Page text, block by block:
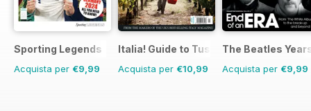
Sporting Legends
Acquista per €9,99
Italia! Guide to Tuscany
Acquista per €10,99
The Beatles
Acquista per €9,99